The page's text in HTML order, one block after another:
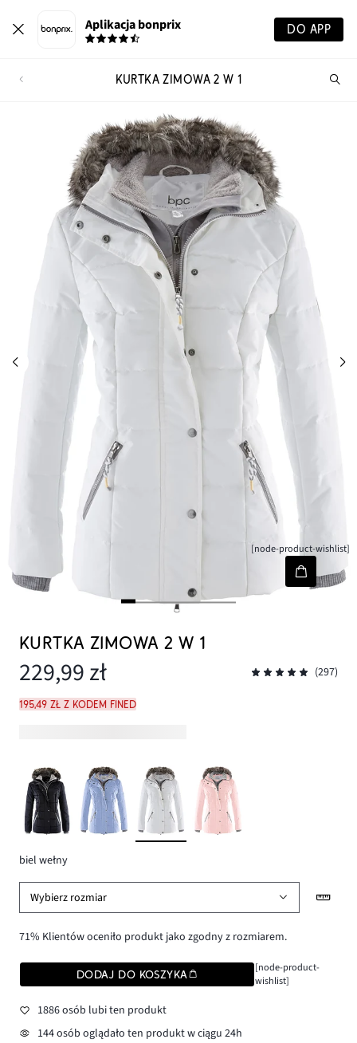
Aplikacja bonprix DO APP
KURTKA ZIMOWA 2 W 1
[node-product-wishlist]
KURTKA ZIMOWA 2 W 1
229,99 zł (297)
195,49 zł z kodem FINED
biel wełny
Wybierz rozmiar
71% Klientów oceniło produkt jako zgodny z rozmiarem.
DODAJ DO KOSZYKA
[node-product-
wishlist]
1886 osób lubi ten produkt
144 osób oglądało ten produkt w ciągu 24h